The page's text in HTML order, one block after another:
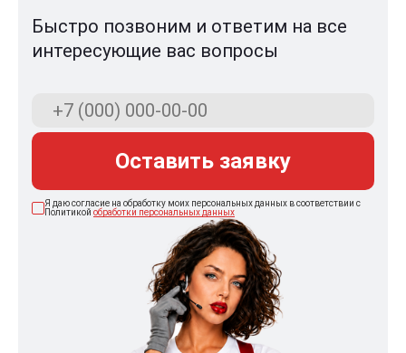
Быстро позвоним и ответим на все
интересующие вас вопросы
Оставить заявку
Я даю согласие на обработку моих персональных данных в соответствии с
Политикой обработки персональных данных